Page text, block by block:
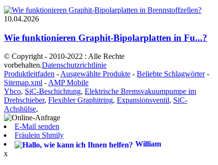
10.04.2026
Wie funktionieren Graphit-Bipolarplatten in Fu...?
© Copyright - 2010-2022 : Alle Rechte
vorbehalten.Datenschutzrichtlinie
Produktleitfaden - Ausgewählte Produkte - Beliebte Schlagwörter-
Sitemap.xml - AMP Mobile
Ybco, SiC-Beschichtung, Elektrische Bremsvakuumpumpe im
Drehschieber, Flexibler Graphitring, Expansionsventil, SiC-
Achshülse,
E-Mail senden
Fräulein Shmily
William
x